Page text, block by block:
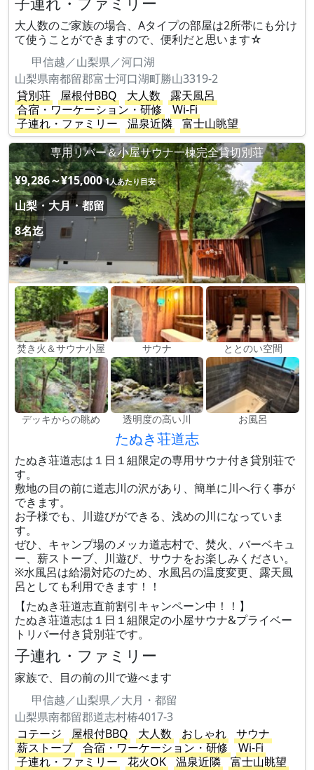
大人数のご家族の場合、Aタイプの部屋は2所帯にも分け
て使うことができますので、便利だと思います☆
甲信越／山梨県／河口湖
山梨県南都留郡富士河口湖町勝山3319-2
貸別荘
屋根付BBQ 大人数
露天風呂
合宿・ワーケーション・研修
Wi-Fi
子連れ・ファミリー
温泉近隣
富士山眺望
専用リバー＆小屋サウナ一棟完全貸切別荘
¥9,286～¥15,000 1人あたり目安
山梨・大月・都留
8名迄
焚き火＆サウナ小屋 サウナ ととのい空間
デッキからの眺め 透明度の高い川 お風呂
たぬき荘道志
たぬき荘道志は１日１組限定の専用サウナ付き貸別荘で
す。
敷地の目の前に道志川の沢があり、簡単に川へ行く事が
できます。
お子様でも、川遊びができる、浅めの川になっていま
す。
ぜひ、キャンプ場のメッカ道志村で、焚火、バーベキュ
ー、薪ストーブ、川遊び、サウナをお楽しみください。
※水風呂は給湯対応のため、水風呂の温度変更​、露天風
呂としても利用できます！！
【たぬき荘道志直前割引キャンペーン中！！】
たぬき荘道志は１日１組限定の小屋サウナ&プライベー
トリバー付き貸別荘です。
子連れ・ファミリー
家族で、目の前の川で遊べます
甲信越／山梨県／大月・都留
山梨県南都留郡道志村椿4017-3
コテージ
屋根付BBQ 大人数 おしゃれ
サウナ
薪ストーブ
合宿・ワーケーション・研修
Wi-Fi
子連れ・ファミリー
花火OK 温泉近隣
富士山眺望